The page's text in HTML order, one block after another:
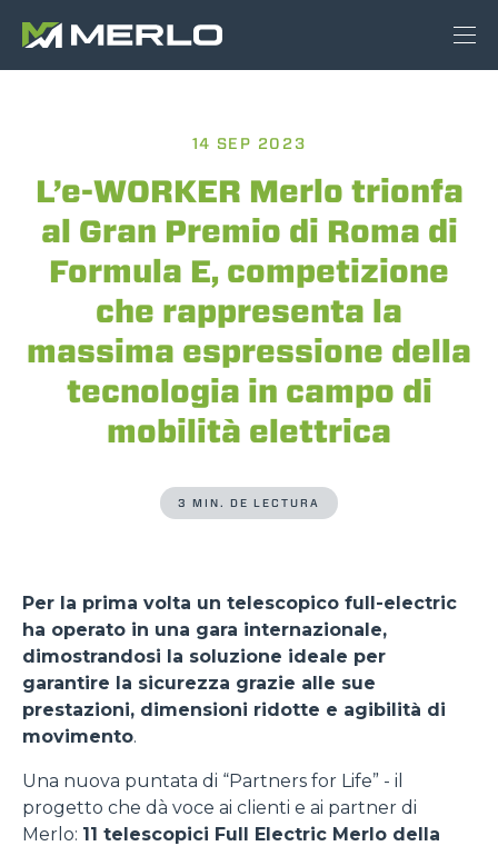
14 SEP 2023
L’e-WORKER Merlo trionfa
al Gran Premio di Roma di
Formula E, competizione
che rappresenta la
massima espressione della
tecnologia in campo di
mobilità elettrica
3 MIN. DE LECTURA
Per la prima volta un telescopico full-electric
ha operato in una gara internazionale,
dimostrandosi la soluzione ideale per
garantire la sicurezza grazie alle sue
prestazioni, dimensioni ridotte e agibilità di
movimento.
Una nuova puntata di “Partners for Life” - il
progetto che dà voce ai clienti e ai partner di
Merlo: 11 telescopici Full Electric Merlo della